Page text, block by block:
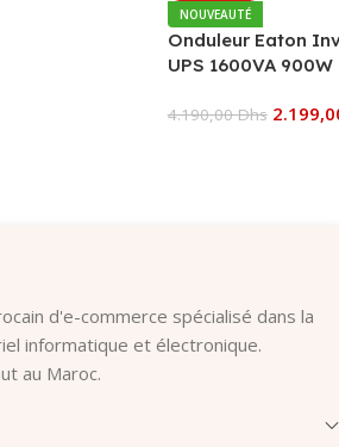
NOUVEAUTÉ
Onduleur Eaton
UPS 1600VA
4.190,00Dhs
d'e-commerce spécialisé dans la
informatique et électronique.
au Maroc.